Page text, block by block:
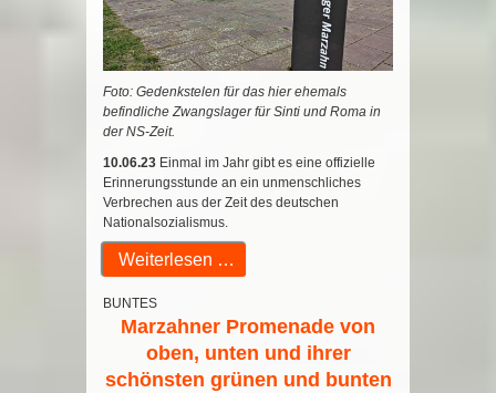
Foto: Gedenkstelen für das hier ehemals
befindliche Zwangslager für Sinti und Roma in
der NS-Zeit.
10.06.23 Einmal im Jahr gibt es eine offizielle
Erinnerungsstunde an ein unmenschliches
Verbrechen aus der Zeit des deutschen
Nationalsozialismus.
Weiterlesen …
BUNTES
Marzahner Promenade von
oben, unten und ihrer
schönsten grünen und bunten